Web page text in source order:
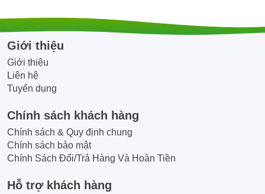
Giới thiệu
Giới thiệu
Liên hệ
Tuyển dụng
Chính sách khách hàng
Chính sách & Quy định chung
Chính sách bảo mật
Chính Sách Đổi/Trả Hàng Và Hoàn Tiền
Hỗ trợ khách hàng